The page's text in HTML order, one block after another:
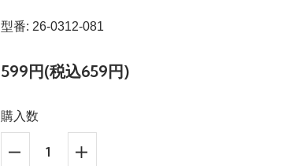
型番: 26-0312-081
599円(税込659円)
購入数